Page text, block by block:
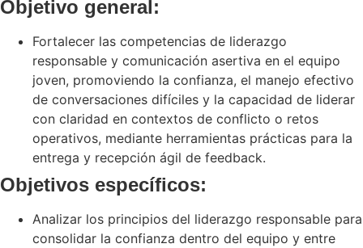
Objetivo general:
Fortalecer las competencias de liderazgo
responsable y comunicación asertiva en el equipo
joven, promoviendo la confianza, el manejo efectivo
de conversaciones difíciles y la capacidad de liderar
con claridad en contextos de conflicto o retos
operativos, mediante herramientas prácticas para la
entrega y recepción ágil de feedback.
Objetivos específicos:
Analizar los principios del liderazgo responsable para
consolidar la confianza dentro del equipo y entre